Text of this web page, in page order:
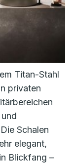
Titan-Stahl
privaten
Schalen
elegant,
Blickfang –